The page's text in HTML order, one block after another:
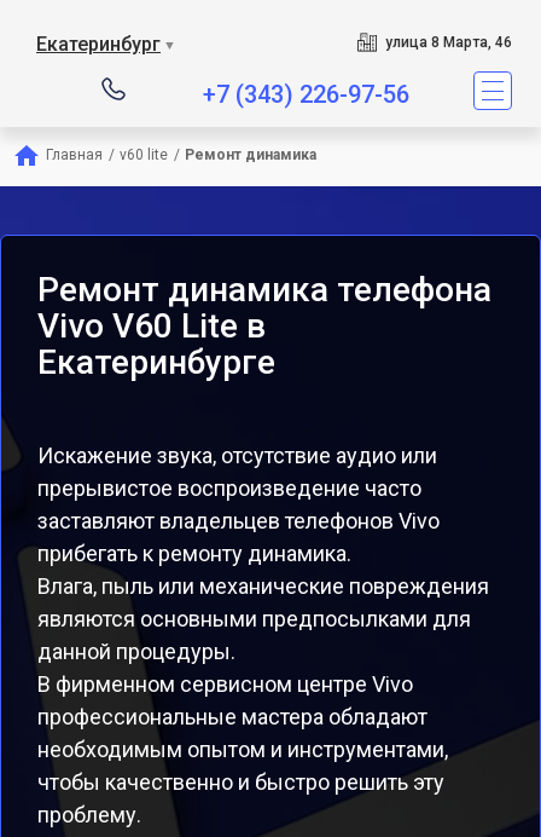
Екатеринбург ▼ улица 8 Марта, 46
+7 (343) 226-97-56
Главная / v60 lite / Ремонт динамика
Ремонт динамика телефона
Vivo V60 Lite в
Екатеринбурге
Искажение звука, отсутствие аудио или
прерывистое воспроизведение часто
заставляют владельцев телефонов Vivo
прибегать к ремонту динамика.
Влага, пыль или механические повреждения
являются основными предпосылками для
данной процедуры.
В фирменном сервисном центре Vivo
профессиональные мастера обладают
необходимым опытом и инструментами,
чтобы качественно и быстро решить эту
проблему.